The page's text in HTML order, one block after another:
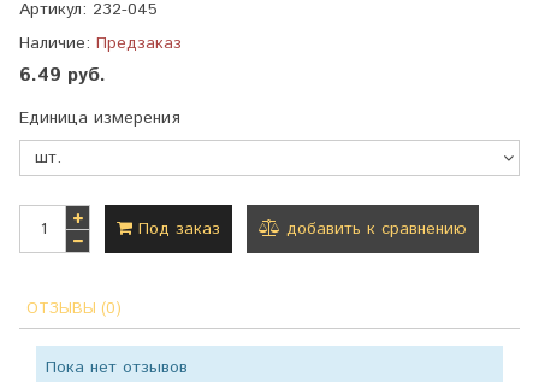
Артикул: 232-045
Наличие: Предзаказ
6.49 руб.
Единица измерения
Под заказ добавить к сравнению
ОТЗЫВЫ (0)
Пока нет отзывов